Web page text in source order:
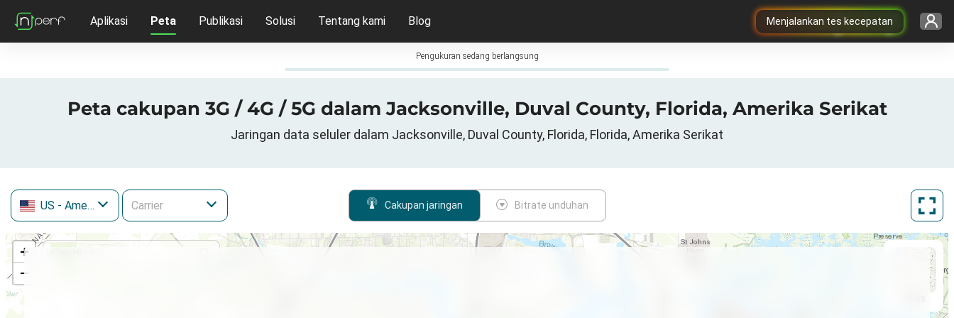
Menjalankan tes kecepatan
Aplikasi Peta Publikasi Solusi Tentang kami Blog
Pengukuran sedang berlangsung
Peta cakupan 3G / 4G / 5G dalam Jacksonville, Duval County, Florida, Amerika Serikat
Jaringan data seluler dalam Jacksonville, Duval County, Florida, Florida, Amerika Serikat
US - Amerika Serikat Cakupan jaringan Bitrate unduhan
+
−